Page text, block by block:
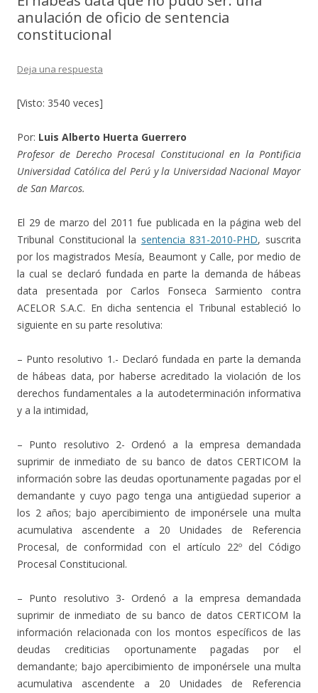
anulación de oficio de sentencia
constitucional
Deja una respuesta
[Visto: 3540 veces]
Por: Luis Alberto Huerta Guerrero
Profesor de Derecho Procesal Constitucional en la Pontificia
Universidad Católica del Perú y la Universidad Nacional Mayor
de San Marcos.
El 29 de marzo del 2011 fue publicada en la página web del
Tribunal Constitucional la sentencia 831-2010-PHD, suscrita
por los magistrados Mesía, Beaumont y Calle, por medio de
la cual se declaró fundada en parte la demanda de hábeas
data presentada por Carlos Fonseca Sarmiento contra
ACELOR S.A.C. En dicha sentencia el Tribunal estableció lo
siguiente en su parte resolutiva:
– Punto resolutivo 1.- Declaró fundada en parte la demanda
de hábeas data, por haberse acreditado la violación de los
derechos fundamentales a la autodeterminación informativa
y a la intimidad,
– Punto resolutivo 2- Ordenó a la empresa demandada
suprimir de inmediato de su banco de datos CERTICOM la
información sobre las deudas oportunamente pagadas por el
demandante y cuyo pago tenga una antigüedad superior a
los 2 años; bajo apercibimiento de imponérsele una multa
acumulativa ascendente a 20 Unidades de Referencia
Procesal, de conformidad con el artículo 22º del Código
Procesal Constitucional.
– Punto resolutivo 3- Ordenó a la empresa demandada
suprimir de inmediato de su banco de datos CERTICOM la
información relacionada con los montos específicos de las
deudas crediticias oportunamente pagadas por el
demandante; bajo apercibimiento de imponérsele una multa
acumulativa ascendente a 20 Unidades de Referencia